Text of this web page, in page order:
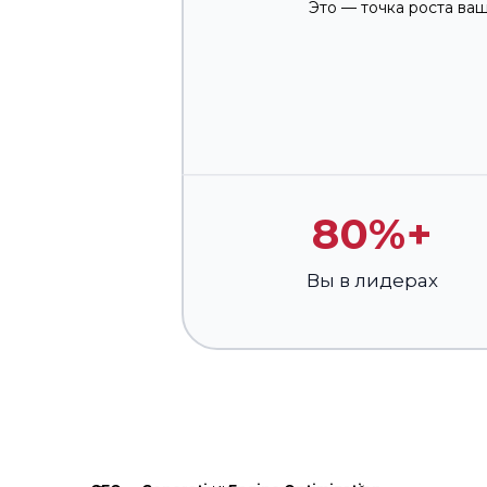
Вы в лидерах
80%+
Это — точка роста